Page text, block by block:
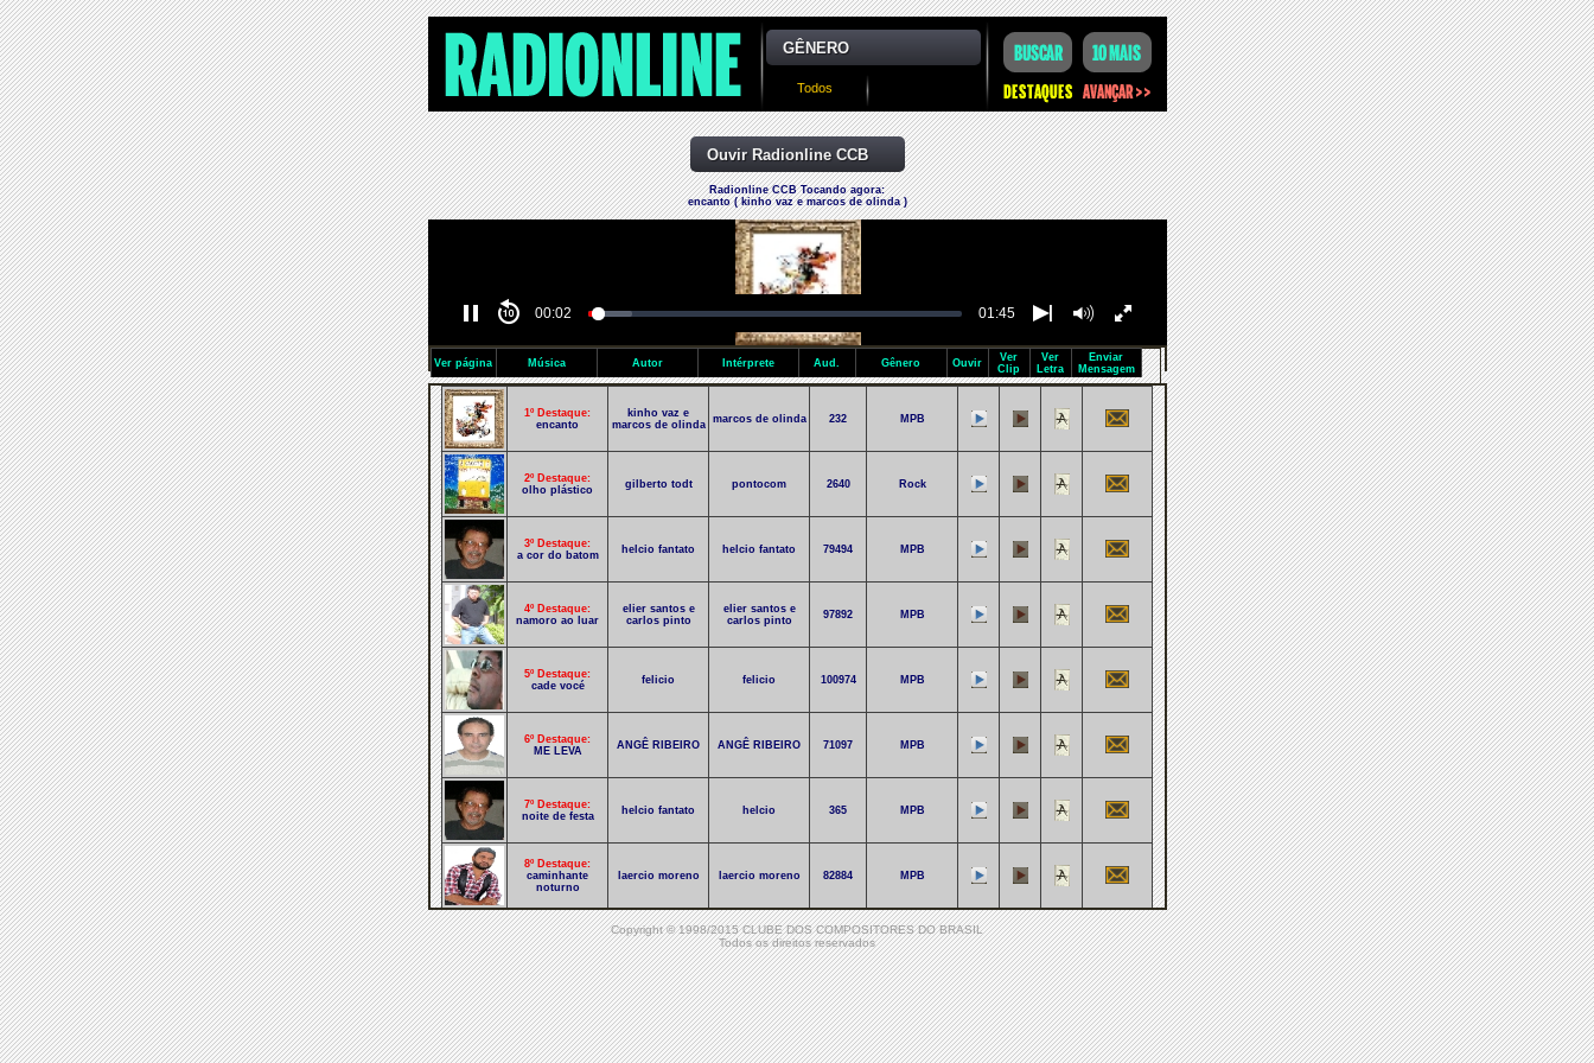
GÊNERO
Todos
Ouvir Radionline CCB
Radionline CCB Tocando agora:
encanto ( kinho vaz e marcos de olinda )
00:02 01:45
Ver página Música Autor Intérprete Aud. Gênero Ouvir
Ver
Clip
Ver
Letra
Enviar
Mensagem
1º Destaque:
encanto
kinho vaz e
marcos de olinda
marcos de olinda 232 MPB
2º Destaque:
olho plástico
gilberto todt pontocom 2640 Rock
3º Destaque:
a cor do batom
helcio fantato helcio fantato 79494 MPB
4º Destaque:
namoro ao luar
elier santos e
carlos pinto
elier santos e
carlos pinto
97892 MPB
5º Destaque:
cade vocé
felicio felicio 100974 MPB
6º Destaque:
ME LEVA
ANGÊ RIBEIRO ANGÊ RIBEIRO 71097 MPB
7º Destaque:
noite de festa
helcio fantato helcio 365 MPB
8º Destaque:
caminhante
noturno
laercio moreno laercio moreno 82884 MPB
9º Destaque:
São Coisas da
Vida
Rodrigo Pulinni Didi 86282 Rock
10º Destaque:
sem medida nem
limite
claudio estevam claudio estevam 98931 MPB
Copyright © 1998/2015 CLUBE DOS COMPOSITORES DO BRASIL
Todos os direitos reservados